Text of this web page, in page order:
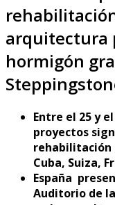
arquitectura
hormigón
Entre el 25 y
proyectos
rehabilitación
Cuba, Suiza,
España
Auditorio de